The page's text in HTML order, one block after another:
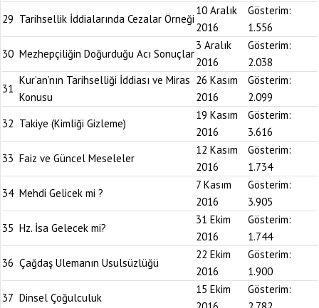
29 Tarihsellik İddialarında Cezalar Örneği
10 Aralık
2016
Gösterim:
1.556
30 Mezhepçiliğin Doğurduğu Acı Sonuçlar
3 Aralık
2016
Gösterim:
2.038
31
Kur’an’nın Tarihselliği İddiası ve Miras
Konusu
26 Kasım
2016
Gösterim:
2.099
32 Takiye (Kimliği Gizleme)
19 Kasım
2016
Gösterim:
3.616
33 Faiz ve Güncel Meseleler
12 Kasım
2016
Gösterim:
1.734
34 Mehdi Gelicek mi ?
7 Kasım
2016
Gösterim:
3.905
35 Hz. İsa Gelecek mi?
31 Ekim
2016
Gösterim:
1.744
36 Çağdaş Ulemanın Usulsüzlüğü
22 Ekim
2016
Gösterim:
1.900
37 Dinsel Çoğulculuk
15 Ekim
Gösterim: